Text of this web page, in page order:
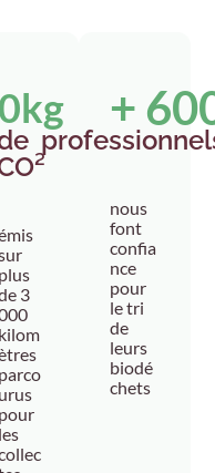
0kg
plus
3
kilom
parco
urus
pour
les
+
nous
font
confia
nce
pour
le tri
de
leurs
biodé
chets